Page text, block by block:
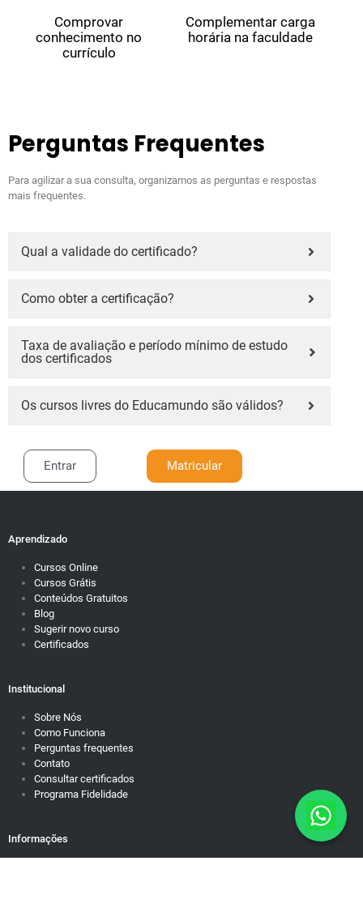
Comprovar
conhecimento no
currículo
Complementar carga
horária na faculdade
Perguntas Frequentes
Para agilizar a sua consulta, organizamos as perguntas e respostas
mais frequentes.
Qual a validade do certificado?
Como obter a certificação?
Taxa de avaliação e período mínimo de estudo
dos certificados
Os cursos livres do Educamundo são válidos?
Entrar Matricular
Aprendizado
Cursos Online
Cursos Grátis
Conteúdos Gratuitos
Blog
Sugerir novo curso
Certificados
Institucional
Sobre Nós
Como Funciona
Perguntas frequentes
Contato
Consultar certificados
Programa Fidelidade
Informações